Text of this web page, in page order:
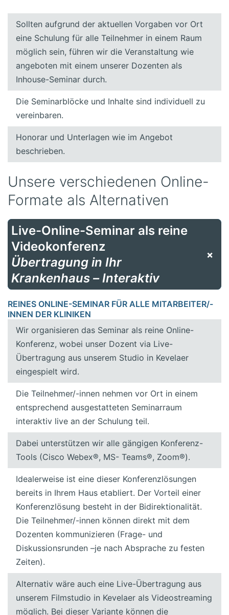
Sollten aufgrund der aktuellen Vorgaben vor Ort
eine Schulung für alle Teilnehmer in einem Raum
möglich sein, führen wir die Veranstaltung wie
angeboten mit einem unserer Dozenten als
Inhouse-Seminar durch.
Die Seminarblöcke und Inhalte sind individuell zu
vereinbaren.
Honorar und Unterlagen wie im Angebot
beschrieben.
Unsere verschiedenen Online-
Formate als Alternativen
Live-Online-Seminar als reine
Videokonferenz
Übertragung in Ihr
Krankenhaus – Interaktiv
+
REINES ONLINE-SEMINAR FÜR ALLE MITARBEITER/-
INNEN DER KLINIKEN
Wir organisieren das Seminar als reine Online-
Konferenz, wobei unser Dozent via Live-
Übertragung aus unserem Studio in Kevelaer
eingespielt wird.
Die Teilnehmer/-innen nehmen vor Ort in einem
entsprechend ausgestatteten Seminarraum
interaktiv live an der Schulung teil.
Dabei unterstützen wir alle gängigen Konferenz-
Tools (Cisco Webex®, MS- Teams®, Zoom®).
Idealerweise ist eine dieser Konferenzlösungen
bereits in Ihrem Haus etabliert. Der Vorteil einer
Konferenzlösung besteht in der Bidirektionalität.
Die Teilnehmer/-innen können direkt mit dem
Dozenten kommunizieren (Frage- und
Diskussionsrunden –je nach Absprache zu festen
Zeiten).
Alternativ wäre auch eine Live-Übertragung aus
unserem Filmstudio in Kevelaer als Videostreaming
möglich. Bei dieser Variante können die